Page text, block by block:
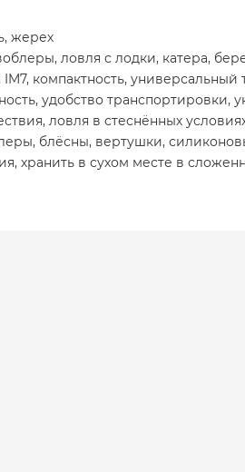
жерех
ловля с лодки, катера,
компактность, универсальный
удобство транспортировки,
ловля в стеснённых
блёсны, вертушки,
хранить в сухом месте в